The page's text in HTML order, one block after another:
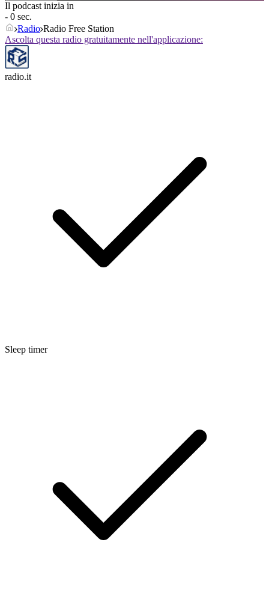
Il podcast inizia in
- 0 sec.
Radio Radio Free Station
Ascolta questa radio gratuitamente nell'applicazione:
radio.it
Sleep timer